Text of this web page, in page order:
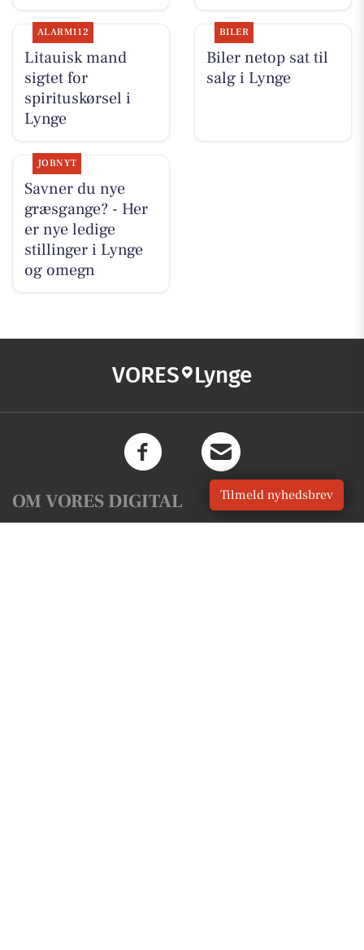
ALARM112
Litauisk mand
sigtet for
spirituskørsel i
Lynge
BILER
Biler netop sat til
salg i Lynge
JOBNYT
Savner du nye
græsgange? - Her
er nye ledige
stillinger i Lynge
og omegn
VORES Lynge
OM VORES DIGITAL Tilmeld nyhedsbrev